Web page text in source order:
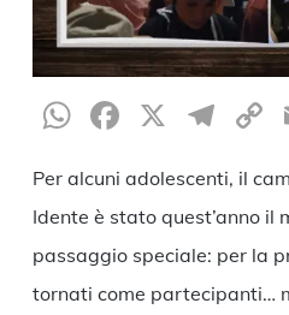
WhatsApp
X
Per alcuni adolescenti, il
Idente è stato quest’anno il
passaggio speciale: per la
tornati come partecipanti…